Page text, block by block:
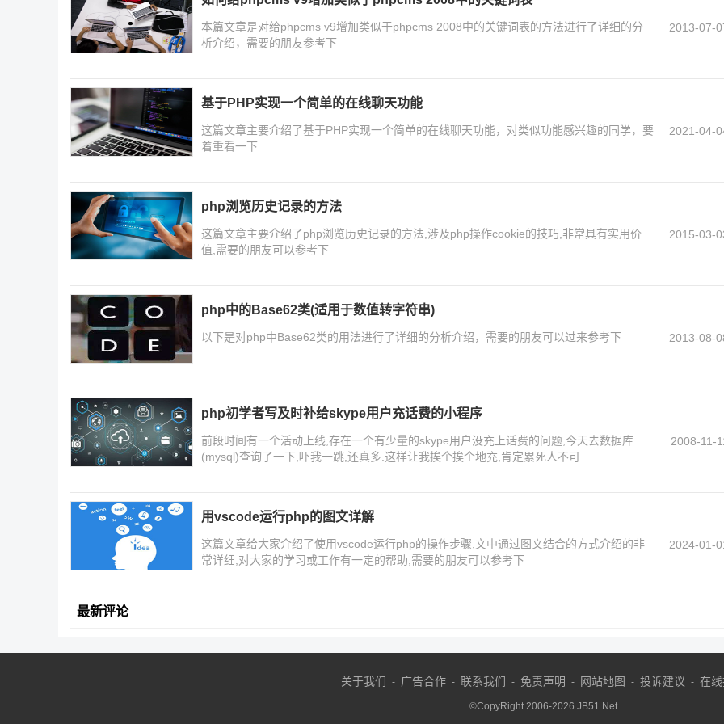
本篇文章是对给phpcms v9增加类似于phpcms 2008中的关键词表的方法进行了详细的分
析介绍，需要的朋友参考下
2013-07-
基于PHP实现一个简单的在线聊天功能
这篇文章主要介绍了基于PHP实现一个简单的在线聊天功能，对类似功能感兴趣的同学，要
着重看一下
2021-04-
php浏览历史记录的方法
这篇文章主要介绍了php浏览历史记录的方法,涉及php操作cookie的技巧,非常具有实用价
值,需要的朋友可以参考下
2015-03-
php中的Base62类(适用于数值转字符串)
以下是对php中Base62类的用法进行了详细的分析介绍，需要的朋友可以过来参考下 2013-08-
php初学者写及时补给skype用户充话费的小程序
前段时间有一个活动上线,存在一个有少量的skype用户没充上话费的问题,今天去数据库
(mysql)查询了一下,吓我一跳,还真多.这样让我挨个挨个地充,肯定累死人不可
2008-11-
用vscode运行php的图文详解
这篇文章给大家介绍了使用vscode运行php的操作步骤,文中通过图文结合的方式介绍的非
常详细,对大家的学习或工作有一定的帮助,需要的朋友可以参考下
2024-01-
最新评论
关于我们 - 广告合作 - 联系我们 - 免责声明 - 网站地图 - 投诉建议 - 在
©CopyRight 2006-2026 JB51.Net